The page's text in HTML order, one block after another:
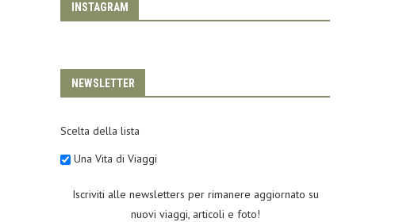
INSTAGRAM
NEWSLETTER
Scelta della lista
Una Vita di Viaggi
Iscriviti alle newsletters per rimanere aggiornato su
nuovi viaggi, articoli e foto!